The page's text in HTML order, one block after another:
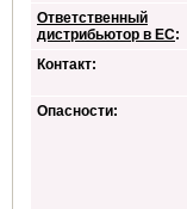
Ответственный
дистрибьютор в ЕС:
Контакт:
Опасности: